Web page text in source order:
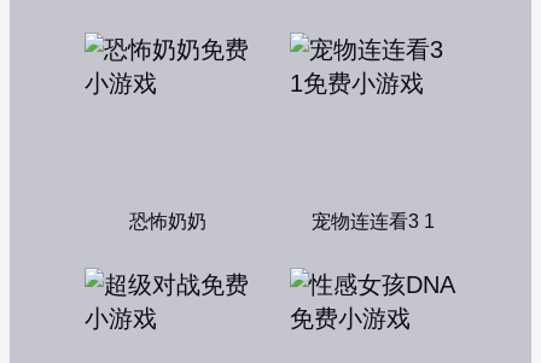
恐怖奶奶 宠物连连看3 1